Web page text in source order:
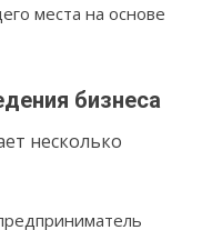
места на основе
бизнеса
несколько